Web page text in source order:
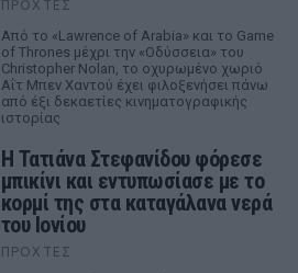
ΠΡΟΧΤΈΣ
Από το «Lawrence of Arabia» και το Game
of Thrones μέχρι την «Οδύσσεια» του
Christopher Nolan, το οχυρωμένο χωριό
Αΐτ Μπεν Χαντού έχει φιλοξενήσει πάνω
από έξι δεκαετίες κινηματογραφικής
ιστορίας
Η Τατιάνα Στεφανίδου φόρεσε
μπικίνι και εντυπωσίασε με το
κορμί της στα καταγάλανα νερά
του Ιονίου
ΠΡΟΧΤΈΣ